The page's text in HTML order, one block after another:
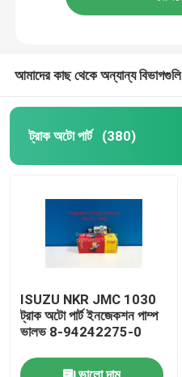
পণ্য
আমাদের সম্পর্কে
আমাদের কাছ থেকে অন্যান্য বিভাগগুলি
ট্রাক অটো পার্ট (380)
ISUZU NKR JMC 1030
ট্রাক অটো পার্ট ইনজেকশন পাম্প
ভালভ 8-94242275-0